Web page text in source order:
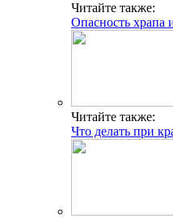
Читайте также:
Опасность храпа
Читайте также:
Что делать при